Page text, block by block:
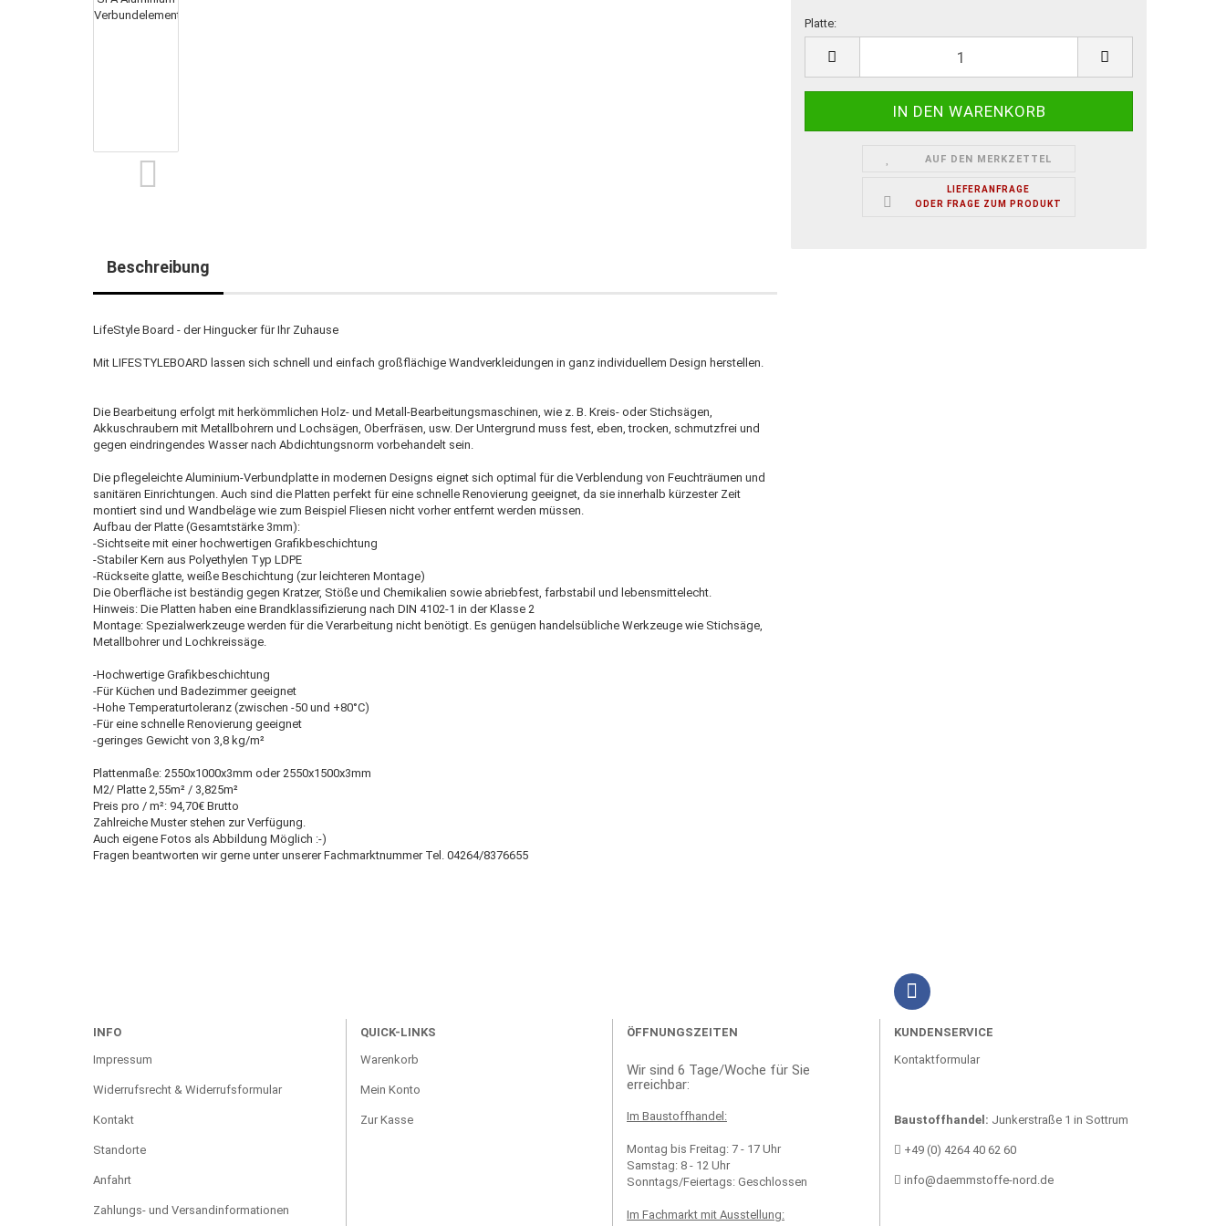
Platte:
Platte
AUF DEN MERKZETTEL
LIEFERANFRAGE
ODER FRAGE ZUM PRODUKT
Beschreibung
LifeStyle Board - der Hingucker für Ihr Zuhause
Mit LIFESTYLEBOARD lassen sich schnell und einfach großflächige Wandverkleidungen in ganz individuellem Design herstellen.
Die Bearbeitung erfolgt mit herkömmlichen Holz- und Metall-Bearbeitungsmaschinen, wie z. B. Kreis- oder Stichsägen,
Akkuschraubern mit Metallbohrern und Lochsägen, Oberfräsen, usw. Der Untergrund muss fest, eben, trocken, schmutzfrei und
gegen eindringendes Wasser nach Abdichtungsnorm vorbehandelt sein.
Die pflegeleichte Aluminium-Verbundplatte in modernen Designs eignet sich optimal für die Verblendung von Feuchträumen und
sanitären Einrichtungen. Auch sind die Platten perfekt für eine schnelle Renovierung geeignet, da sie innerhalb kürzester Zeit
montiert sind und Wandbeläge wie zum Beispiel Fliesen nicht vorher entfernt werden müssen.
Aufbau der Platte (Gesamtstärke 3mm):
-Sichtseite mit einer hochwertigen Grafikbeschichtung
-Stabiler Kern aus Polyethylen Typ LDPE
-Rückseite glatte, weiße Beschichtung (zur leichteren Montage)
Die Oberfläche ist beständig gegen Kratzer, Stöße und Chemikalien sowie abriebfest, farbstabil und lebensmittelecht.
Hinweis: Die Platten haben eine Brandklassifizierung nach DIN 4102-1 in der Klasse 2
Montage: Spezialwerkzeuge werden für die Verarbeitung nicht benötigt. Es genügen handelsübliche Werkzeuge wie Stichsäge,
Metallbohrer und Lochkreissäge.
-Hochwertige Grafikbeschichtung
-Für Küchen und Badezimmer geeignet
-Hohe Temperaturtoleranz (zwischen -50 und +80°C)
-Für eine schnelle Renovierung geeignet
-geringes Gewicht von 3,8 kg/m²
Plattenmaße: 2550x1000x3mm oder 2550x1500x3mm
M2/ Platte 2,55m² / 3,825m²
Preis pro / m²: 94,70€ Brutto
Zahlreiche Muster stehen zur Verfügung.
Auch eigene Fotos als Abbildung Möglich :-)
Fragen beantworten wir gerne unter unserer Fachmarktnummer Tel. 04264/8376655
INFO
Impressum
Widerrufsrecht & Widerrufsformular
Kontakt
Standorte
Anfahrt
Zahlungs- und Versandinformationen
QUICK-LINKS
Warenkorb
Mein Konto
Zur Kasse
ÖFFNUNGSZEITEN
Wir sind 6 Tage/Woche für Sie
erreichbar:
Im Baustoffhandel:
Montag bis Freitag: 7 - 17 Uhr
Samstag: 8 - 12 Uhr
Sonntags/Feiertags: Geschlossen
Im Fachmarkt mit Ausstellung:
KUNDENSERVICE
Kontaktformular
Baustoffhandel: Junkerstraße 1 in Sottrum
+49 (0) 4264 40 62 60
info@daemmstoffe-nord.de